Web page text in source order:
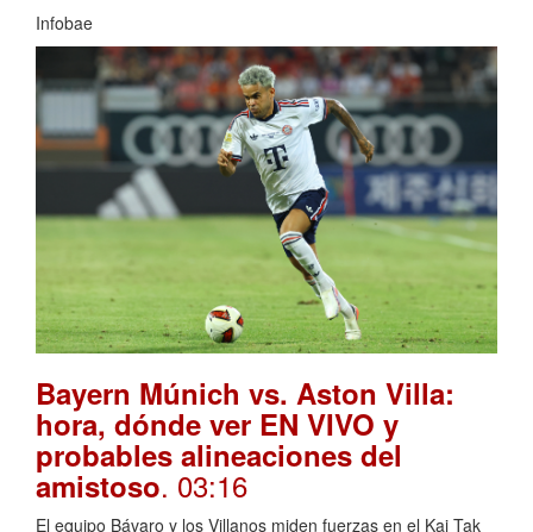
Infobae
Bayern Múnich vs. Aston Villa:
hora, dónde ver EN VIVO y
probables alineaciones del
amistoso. 03:16
El equipo Bávaro y los Villanos miden fuerzas en el Kai Tak